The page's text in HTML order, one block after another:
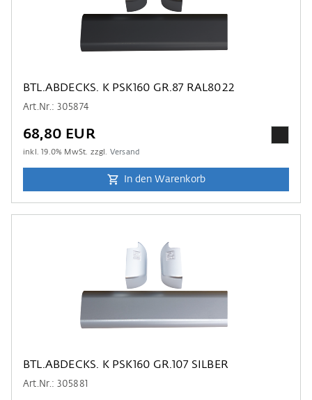
BTL.ABDECKS. K PSK160 GR.87 RAL8022
Art.Nr.: 305874
68,80 EUR
inkl.19.0% MwSt. zzgl. Versand
In den Warenkorb
BTL.ABDECKS. K PSK160 GR.107 SILBER
Art.Nr.: 305881